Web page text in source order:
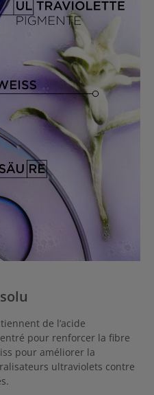
de l’acide
pour renforcer la fibre
pour améliorer la
ultraviolets contre